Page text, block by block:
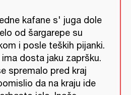
kafane s' juga dole
od šargarepe su
i posle teških pijanki.
dosta jaku zapršku.
spremalo pred kraj
da na kraju ide